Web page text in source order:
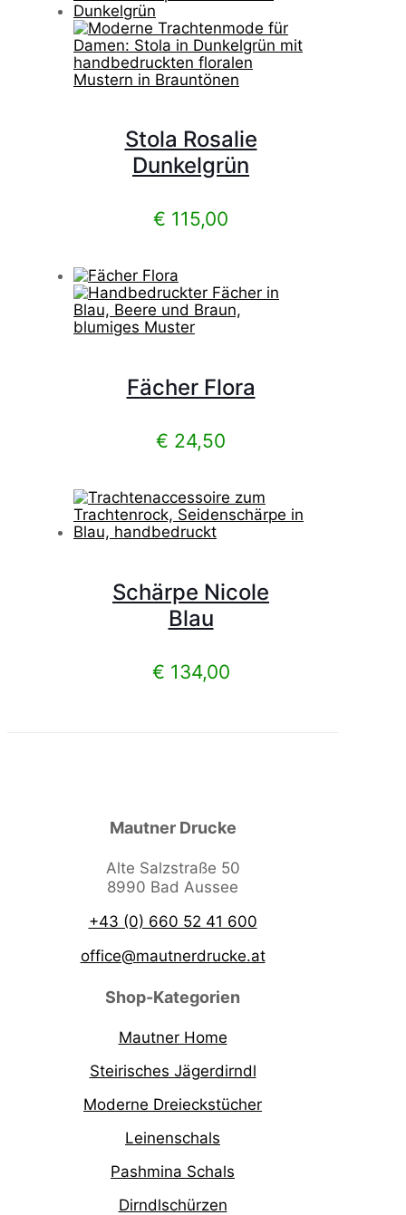
Stola Rosalie
Dunkelgrün
€ 115,00
Fächer Flora
€ 24,50
Schärpe Nicole
Blau
€ 134,00
Mautner Drucke
Alte Salzstraße 50
8990 Bad Aussee
+43 (0) 660 52 41 600
office@mautnerdrucke.at
Shop-Kategorien
Mautner Home
Steirisches Jägerdirndl
Moderne Dreieckstücher
Leinenschals
Pashmina Schals
Dirndlschürzen